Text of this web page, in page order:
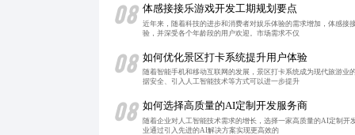
08 体感接接乐游戏开发工期规划要点
近年来，随着科技的进步和消费者对娱乐体验的需求增加，体感
验，并深受各个年龄段的用户欢迎。市场需求不仅
08 如何优化景区打卡系统提升用户体验
随着智能手机和移动互联网的发展，景区打卡系统成为现代旅游
据安全、引入人工智能技术等方式可以进一步提升
08 如何选择高质量的AI定制开发服务商
随着企业对人工智能技术需求的增长，选择一家高质量的AI定制
业通过引入先进的AI解决方案实现更高效的